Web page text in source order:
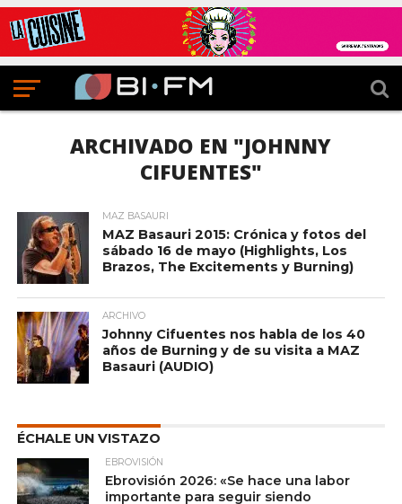
ARCHIVADO EN "JOHNNY
CIFUENTES"
MAZ BASAURI
MAZ Basauri 2015: Crónica y fotos del
sábado 16 de mayo (Highlights, Los
Brazos, The Excitements y Burning)
ARCHIVO
Johnny Cifuentes nos habla de los 40
años de Burning y de su visita a MAZ
Basauri (AUDIO)
ÉCHALE UN VISTAZO
EBROVISIÓN
Ebrovisión 2026: «Se hace una labor
importante para seguir siendo